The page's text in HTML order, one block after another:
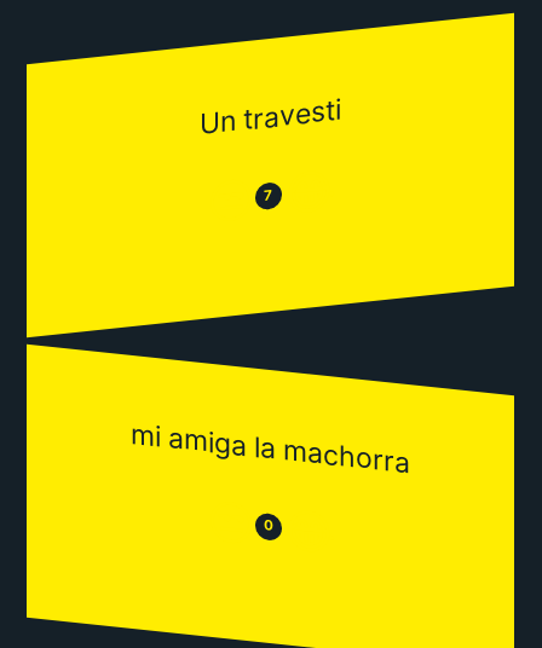
Un travesti
😒 7 😂
mi amiga la machorra
😒 0 😂